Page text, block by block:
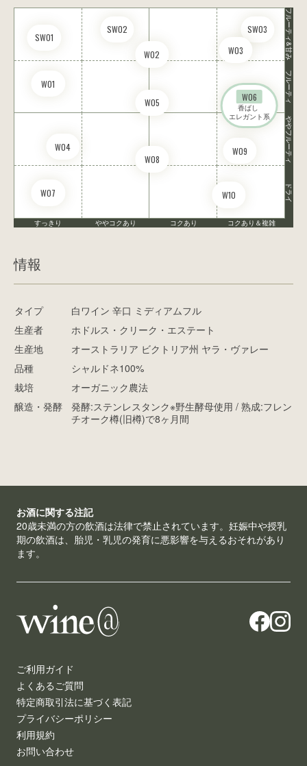
SW01
SW02 SW03
W01
W02 W03
W04
W05 W06
香ばし
エレガント系
W07
W08
W09
W10
フルーティ&甘み
フルーティ
ややフルーティ
ドライ
すっきり ややコクあり コクあり コクあり＆複雑
情報
タイプ
白ワイン 辛口 ミディアムフル
生産者
ホドルス・クリーク・エステート
生産地
オーストラリア ビクトリア州 ヤラ・ヴァレー
品種
シャルドネ100%
栽培
オーガニック農法
醸造・発酵
発酵:ステンレスタンク※野生酵母使用 / 熟成:フレン
チオーク樽(旧樽)で8ヶ月間
お酒に関する注記
20歳未満の方の飲酒は法律で禁止されています。妊娠中や授乳
期の飲酒は、胎児・乳児の発育に悪影響を与えるおそれがあり
ます。
ご利用ガイド
よくあるご質問
特定商取引法に基づく表記
プライバシーポリシー
利用規約
お問い合わせ